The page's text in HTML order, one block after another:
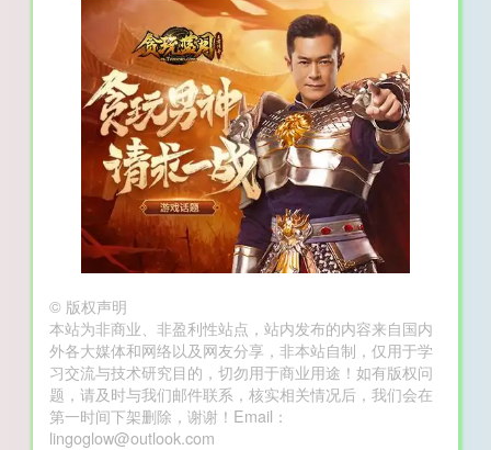
© 版权声明
本站为非商业、非盈利性站点，站内发布的内容来自国内
外各大媒体和网络以及网友分享，非本站自制，仅用于学
习交流与技术研究目的，切勿用于商业用途！如有版权问
题，请及时与我们邮件联系，核实相关情况后，我们会在
第一时间下架删除，谢谢！Email：
lingoglow@outlook.com